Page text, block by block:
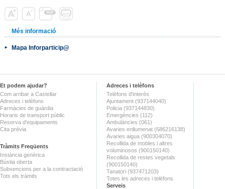
Més informació
Mapa Inforparticip@
Et podem ajudar?
Com arribar a Castellar
Adreces i telèfons
Farmàcies de guàrdia
Horaris de transport públic
Reserva d'equipaments
Cita prèvia
Tràmits Freqüents
Instància genèrica
Bústia oberta
Subvencions per a la contractació
Tots els tràmits
Adreces i telèfons
Telèfons d'interès
Ajuntament (937144040)
Policia (937144830)
Emergències (112)
Ambulàncies (061)
Avaries enllumenat (686216138)
Avaries aigua (900304070)
Recollida de mobles i altres
voluminosos (900150140)
Recollida de restes vegetals
(900150140)
Tanatori (937471203)
Totes les adreces i telèfons
Serveis